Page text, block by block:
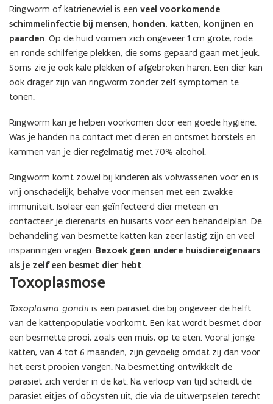
Ringworm of katrienewiel is een veel voorkomende
schimmelinfectie bij mensen, honden, katten, konijnen en
paarden. Op de huid vormen zich ongeveer 1 cm grote, rode
en ronde schilferige plekken, die soms gepaard gaan met jeuk.
Soms zie je ook kale plekken of afgebroken haren. Een dier kan
ook drager zijn van ringworm zonder zelf symptomen te
tonen.
Ringworm kan je helpen voorkomen door een goede hygiëne.
Was je handen na contact met dieren en ontsmet borstels en
kammen van je dier regelmatig met 70% alcohol.
Ringworm komt zowel bij kinderen als volwassenen voor en is
vrij onschadelijk, behalve voor mensen met een zwakke
immuniteit. Isoleer een geïnfecteerd dier meteen en
contacteer je dierenarts en huisarts voor een behandelplan. De
behandeling van besmette katten kan zeer lastig zijn en veel
inspanningen vragen. Bezoek geen andere huisdiereigenaars
als je zelf een besmet dier hebt.
Toxoplasmose
Toxoplasma gondii is een parasiet die bij ongeveer de helft
van de kattenpopulatie voorkomt. Een kat wordt besmet door
een besmette prooi, zoals een muis, op te eten. Vooral jonge
katten, van 4 tot 6 maanden, zijn gevoelig omdat zij dan voor
het eerst prooien vangen. Na besmetting ontwikkelt de
parasiet zich verder in de kat. Na verloop van tijd scheidt de
parasiet eitjes of oöcysten uit, die via de uitwerpselen terecht